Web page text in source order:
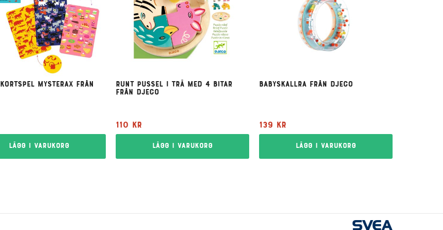
Mysterax från
Lägg i varukorg
Runt pussel i trä med 4 bitar
från Djeco
110 kr
Lägg i varukorg
Babyskallra från Djeco
139 kr
Lägg i varukorg